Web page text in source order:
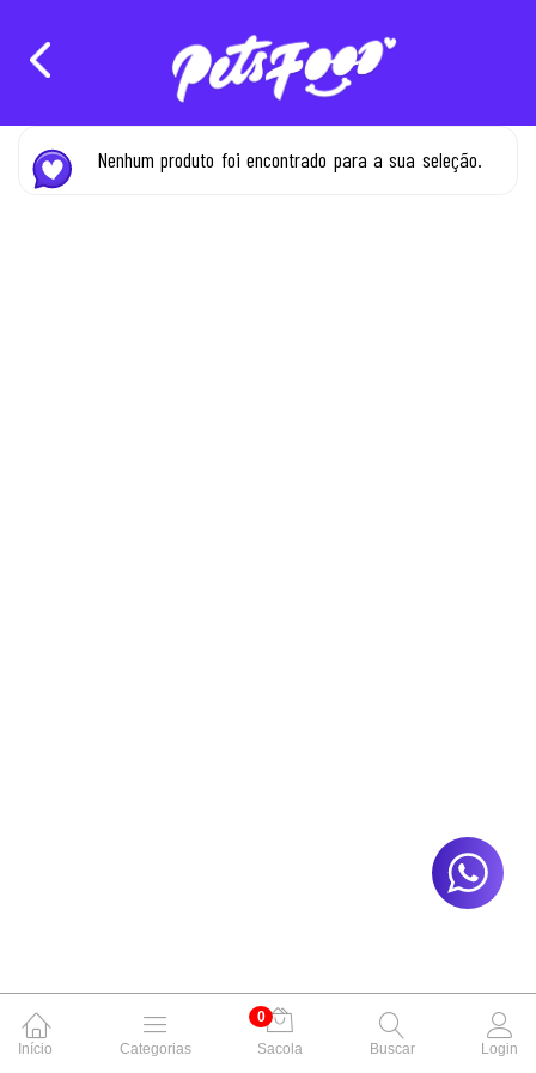
Nenhum produto foi encontrado para a sua seleção.
Início Categorias
0
Sacola
Buscar Login